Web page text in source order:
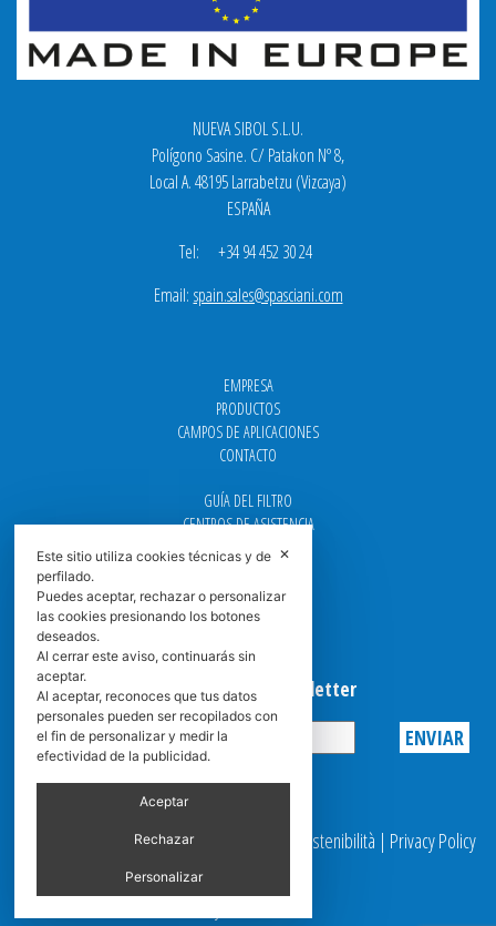
NUEVA SIBOL S.L.U.
Polígono Sasine. C/ Patakon Nº 8,
Local A. 48195 Larrabetzu (Vizcaya)
ESPAÑA
Tel: +34 94 452 30 24
Email: spain.sales@spasciani.com
EMPRESA
PRODUCTOS
CAMPOS DE APLICACIONES
CONTACTO
GUÍA DEL FILTRO
CENTROS DE ASISTENCIA
DOWNLOAD
NEWS
FAQ
CARRERA
Suscribirse a la Newsletter
Privacy
© 2025 Spasciani |Codice Etico Report Sostenibilità | Privacy Policy
✕
Este sitio utiliza cookies técnicas y de
perfilado.
Puedes aceptar, rechazar o personalizar
las cookies presionando los botones
deseados.
Al cerrar este aviso, continuarás sin
aceptar.
Al aceptar, reconoces que tus datos
personales pueden ser recopilados con
el fin de personalizar y medir la
efectividad de la publicidad.
Aceptar
Rechazar
Personalizar